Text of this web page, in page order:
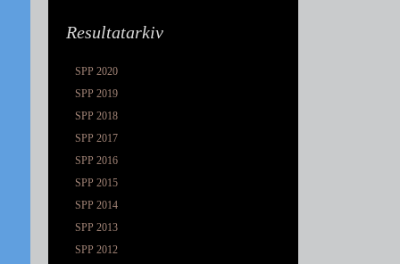
Resultatarkiv
SPP 2020
SPP 2019
SPP 2018
SPP 2017
SPP 2016
SPP 2015
SPP 2014
SPP 2013
SPP 2012